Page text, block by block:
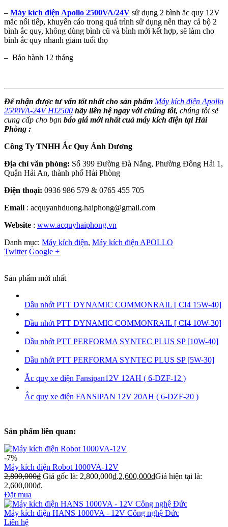
– Máy kích điện Apollo 2500VA/24V sử dụng 2 bình ắc quy 12V
mắc nối tiếp, khuyến cáo trong quá trình sử dụng nên thay cả bộ 2
bình ắc quy, không dùng bình cũ và bình mới kết hợp, sẽ làm cho
bình ắc quy nhanh giảm tuổi thọ
– Bảo hành 12 tháng
Để nhận được tư vấn tốt nhất cho sản phẩm Máy kích điện Apollo
2500VA-24V HI2500 hãy liên hệ ngay với chúng tôi, chúng tôi sẽ
cung cấp cho bạn báo giá mới nhất cuả máy kích điện tại Hải
Phòng :
Công Ty TNHH Ắc Quy Ánh Dương
Địa chỉ văn phòng: Số 399 Đường Đà Nẵng, Phường Đông Hải 1,
Quận Hải An, thành phố Hải Phòng
Điện thoại: 0936 986 579 & 0765 455 705
Email : acquyanhduong.haiphong@gmail.com
Website : www.acquyhaiphong.vn
Danh mục: Máy kích điện, Máy kích điện APOLLO
Twitter Google +
Sản phẩm mới nhất
Dầu nhớt PTT DYNAMIC COMMONRAIL [ CI4 15W-40]
Dầu nhớt PTT DYNAMIC COMMONRAIL [ CI4 10W-30]
Dầu nhớt PTT PERFORMA SYNTEC PLUS SP [10W-40]
Dầu nhớt PTT PERFORMA SYNTEC PLUS SP [5W-30]
Ắc quy xe điện Fansipan12V 12AH ( 6-DZF-12 )
Ắc quy xe điện FANSIPAN 12V 20AH ( 6-DZF-20 )
Sản phẩm liên quan:
-7%
Máy kích điện Robot 1000VA-12V
2,800,000₫ Giá gốc là: 2,800,000₫.2,600,000₫Giá hiện tại là:
2,600,000₫.
Đặt mua
Máy kích điện HANS 1000VA - 12V Công nghệ Đức
Liên hệ